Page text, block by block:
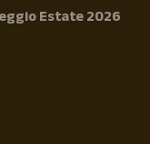
Estate 2026